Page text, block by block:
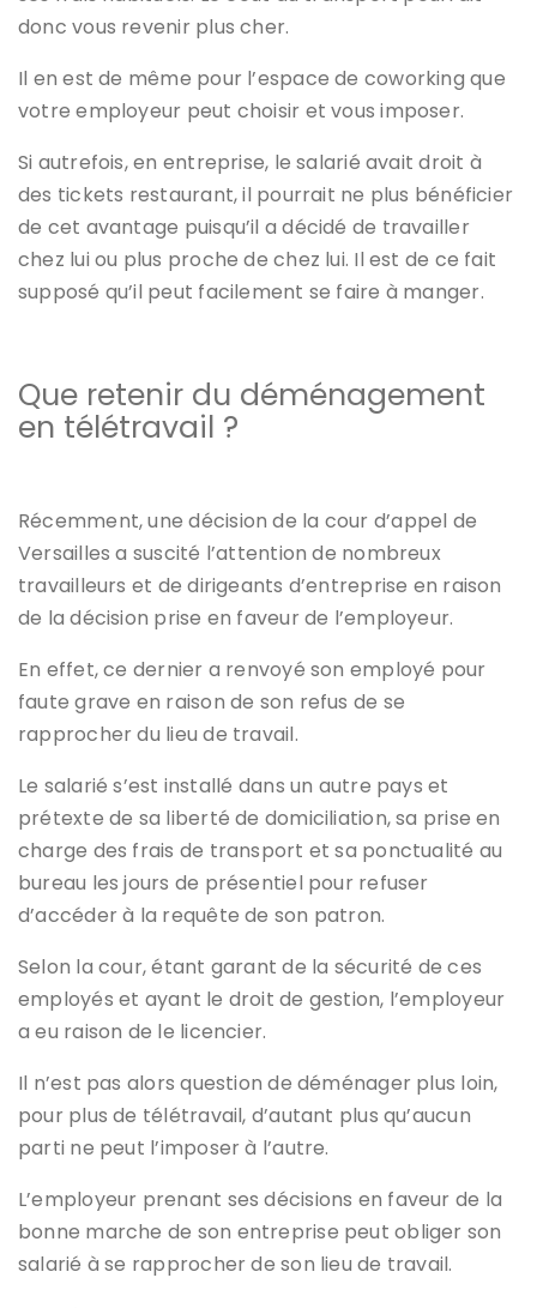
donc vous revenir plus cher.
Il en est de même pour l’espace de coworking que
votre employeur peut choisir et vous imposer.
Si autrefois, en entreprise, le salarié avait droit à
des tickets restaurant, il pourrait ne plus bénéficier
de cet avantage puisqu’il a décidé de travailler
chez lui ou plus proche de chez lui. Il est de ce fait
supposé qu’il peut facilement se faire à manger.
Que retenir du déménagement
en télétravail ?
Récemment, une décision de la cour d’appel de
Versailles a suscité l’attention de nombreux
travailleurs et de dirigeants d’entreprise en raison
de la décision prise en faveur de l’employeur.
En effet, ce dernier a renvoyé son employé pour
faute grave en raison de son refus de se
rapprocher du lieu de travail.
Le salarié s’est installé dans un autre pays et
prétexte de sa liberté de domiciliation, sa prise en
charge des frais de transport et sa ponctualité au
bureau les jours de présentiel pour refuser
d’accéder à la requête de son patron.
Selon la cour, étant garant de la sécurité de ces
employés et ayant le droit de gestion, l’employeur
a eu raison de le licencier.
Il n’est pas alors question de déménager plus loin,
pour plus de télétravail, d’autant plus qu’aucun
parti ne peut l’imposer à l’autre.
L’employeur prenant ses décisions en faveur de la
bonne marche de son entreprise peut obliger son
salarié à se rapprocher de son lieu de travail.